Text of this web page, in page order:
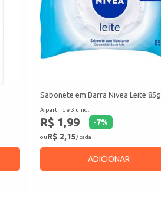
Sabonete em Barra Nivea Leite 85g
A partir de 3 unid.
R$ 1,99 -7%
ouR$ 2,15/ cada
ADICIONAR